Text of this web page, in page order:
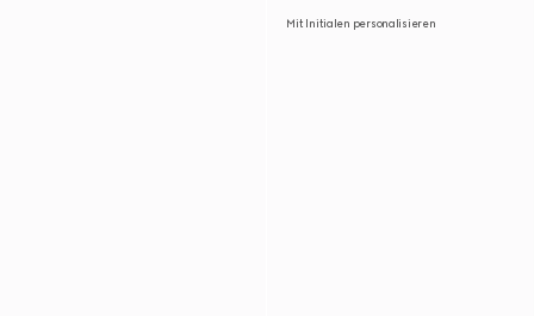
Mit Initialen personalisieren